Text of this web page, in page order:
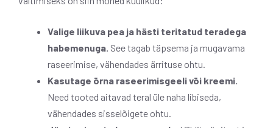
Valige liikuva pea ja hästi teritatud teradega
habemenuga. See tagab täpsema ja mugavama
raseerimise, vähendades ärrituse ohtu.
Kasutage õrna raseerimisgeeli või kreemi.
Need tooted aitavad teral üle naha libiseda,
vähendades sisselõigete ohtu.